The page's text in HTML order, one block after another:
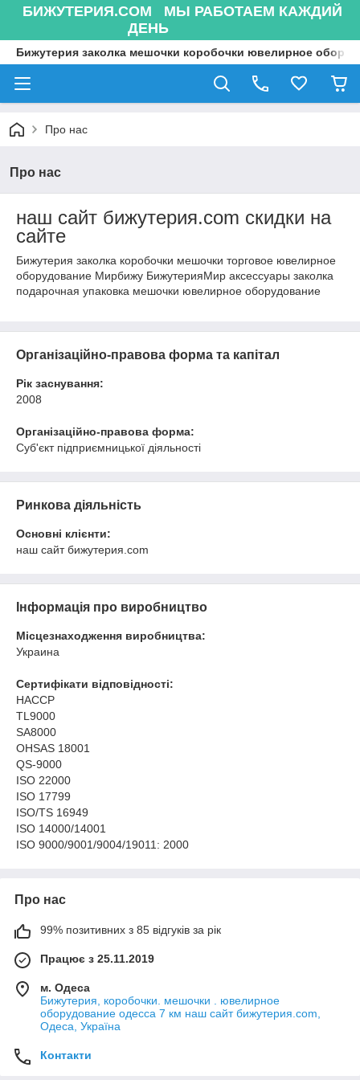
БИЖУТЕРИЯ.COM МЫ РАБОТАЕМ КАЖДИЙ
ДЕНЬ
Бижутерия заколка мешочки коробочки ювелирное
Про нас
Про нас
наш сайт бижутерия.com скидки на
сайте
Бижутерия заколка коробочки мешочки торговое ювелирное
оборудование Мирбижу БижутерияМир аксессуары заколка
подарочная упаковка мешочки ювелирное оборудование
Організаційно-правова форма та капітал
Рік заснування:
2008
Організаційно-правова форма:
Суб'єкт підприємницької діяльності
Ринкова діяльність
Основні клієнти:
наш сайт бижутерия.com
Інформація про виробництво
Місцезнаходження виробництва:
Украина
Сертифікати відповідності:
HACCP
TL9000
SA8000
OHSAS 18001
QS-9000
ISO 22000
ISO 17799
ISO/TS 16949
ISO 14000/14001
ISO 9000/9001/9004/19011: 2000
Про нас
99% позитивних з 85 відгуків за рік
Працює з 25.11.2019
м. Одеса
Бижутерия, коробочки. мешочки . ювелирное
оборудование одесса 7 км наш сайт бижутерия.com,
Одеса, Україна
Контакти